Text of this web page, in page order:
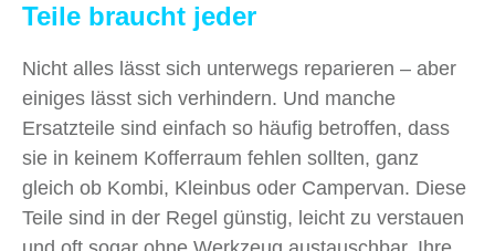
Teile braucht jeder
Nicht alles lässt sich unterwegs reparieren – aber
einiges lässt sich verhindern. Und manche
Ersatzteile sind einfach so häufig betroffen, dass
sie in keinem Kofferraum fehlen sollten, ganz
gleich ob Kombi, Kleinbus oder Campervan. Diese
Teile sind in der Regel günstig, leicht zu verstauen